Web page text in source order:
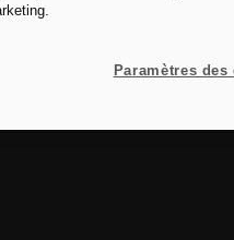
Au quotidien,
Paramètres des